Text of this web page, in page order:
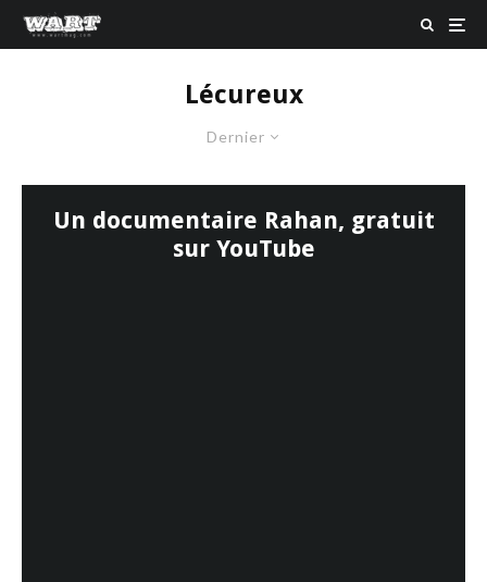
Lécureux
Dernier
Un documentaire Rahan, gratuit
sur YouTube